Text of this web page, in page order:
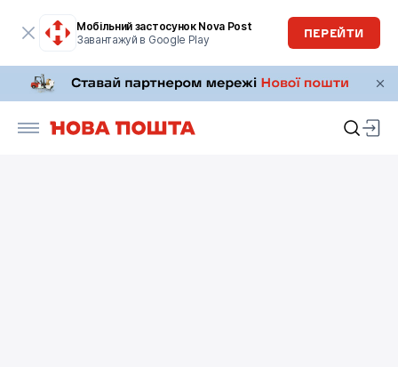
Мобільний застосунок Nova Post
Завантажуй в Google Play
ПЕРЕЙТИ